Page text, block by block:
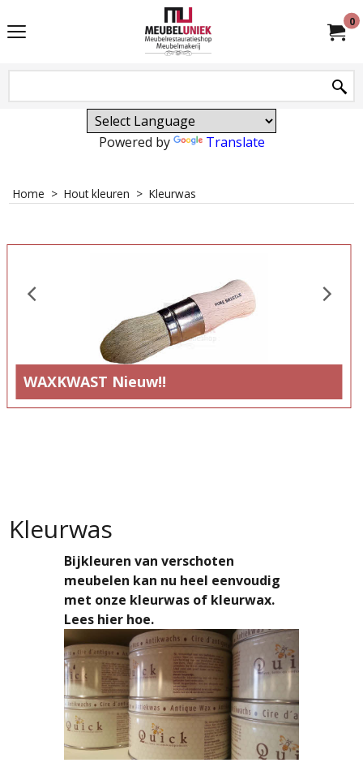
0
Powered by Translate
Home > Hout kleuren > Kleurwas
WAXKWAST Nieuw!!
Varkensharen waxkwast voor het inwrijven van meubelwas
Kleurwas
Bijkleuren van verschoten
meubelen kan nu heel eenvoudig
met onze kleurwas of kleurwax.
Lees hier hoe.